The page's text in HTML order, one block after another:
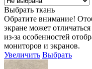
Выбрать ткань
Обратите внимание!
экране может
из-за особенностей
мониторов и экранов.
Увеличить Выбрать